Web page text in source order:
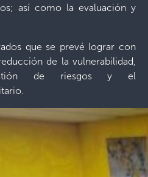
así como la evaluación y
que se prevé lograr con
de la vulnerabilidad,
de riesgos y el